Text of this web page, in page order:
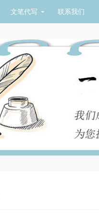
文笔代写 联系我们